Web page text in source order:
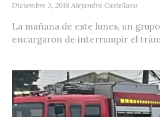
Diciembre 3, 2018 Alejandra Castellano
La mañana de este lunes, un
encargaron de interrumpir el